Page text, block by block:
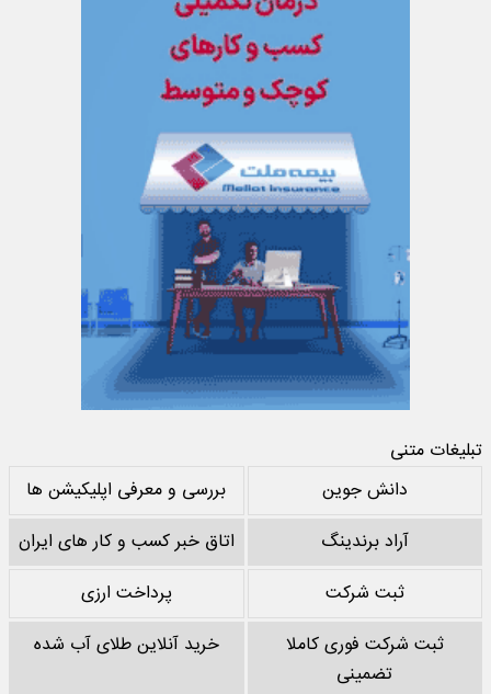
تبلیغات متنی
دانش جوین
بررسی و معرفی اپلیکیشن ها
آراد برندینگ
اتاق خبر کسب و کار های ایران
ثبت شرکت
پرداخت ارزی
ثبت شرکت فوری کاملا
تضمینی
خرید آنلاین طلای آب شده